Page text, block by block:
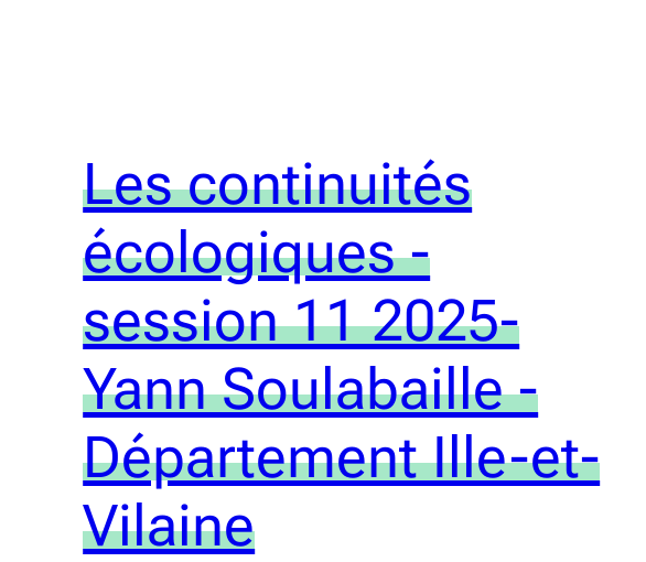
Les continuités
écologiques -
session 11 2025-
Yann Soulabaille -
Département Ille-et-
Vilaine